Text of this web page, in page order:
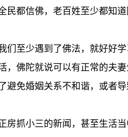
民都信佛，老百姓至少都知
们至少遇到了佛法，就好好
，佛陀就说可以有正常的夫
避免婚姻关系不和谐，或者
房抓小三的新闻，甚至生活